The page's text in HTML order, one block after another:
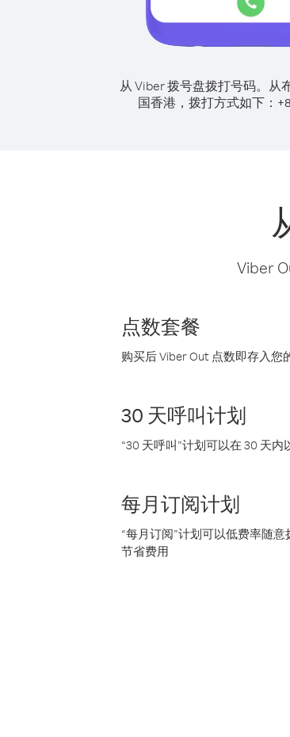
从 Viber 拨号盘拨打号码。 从
国香港，拨打方式如下： +
Viber
点数套餐
购买后 Viber Out 点数即存入您
30 天呼叫计划
“30 天呼叫”计划可以在 30 天内
每月订阅计划
“每月订阅”计划可以低费率随
节省费用